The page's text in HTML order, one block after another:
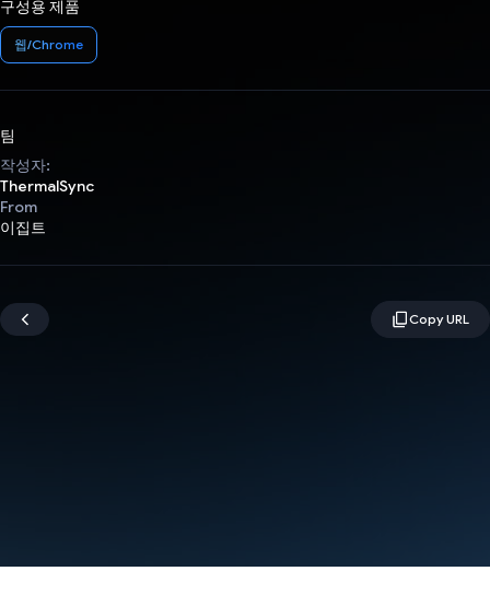
구성용 제품
웹/Chrome
팀
작성자:
ThermalSync
From
이집트